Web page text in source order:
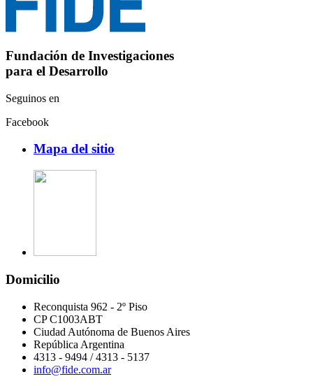
Fundación de Investigaciones
para el Desarrollo
Seguinos en
Facebook
Mapa del sitio
Domicilio
Reconquista 962 - 2º Piso
CP C1003ABT
Ciudad Autónoma de Buenos Aires
República Argentina
4313 - 9494 / 4313 - 5137
info@fide.com.ar